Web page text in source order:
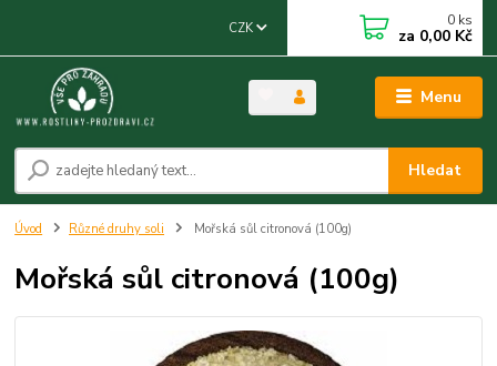
Menu
CZK
Hledat
0 ks
za 0,00 Kč
Úvod Různé druhy soli Mořská sůl citronová (100g)
Mořská sůl citronová (100g)